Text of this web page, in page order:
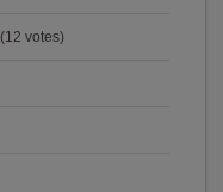
(12 votes)